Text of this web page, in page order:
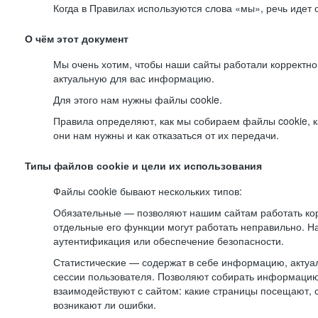
Когда в Правилах используются слова «мы», речь
О чём этот документ
Мы очень хотим, чтобы наши сайты работали
актуальную для вас информацию.
Для этого нам нужны файлы cookie.
Правила определяют, как мы собираем файлы cookie,
они нам нужны и как отказаться от их передачи.
Типы файлов cookie и цели их использования
Файлы cookie бывают нескольких типов:
Обязательные — позволяют нашим сайтам работать
отдельные его функции могут работать неправильно.
аутентификация или обеспечение безопасности.
Статистические — содержат в себе информацию,
сессии пользователя. Позволяют собирать
взаимодействуют с сайтом: какие страницы посещают,
возникают ли ошибки.